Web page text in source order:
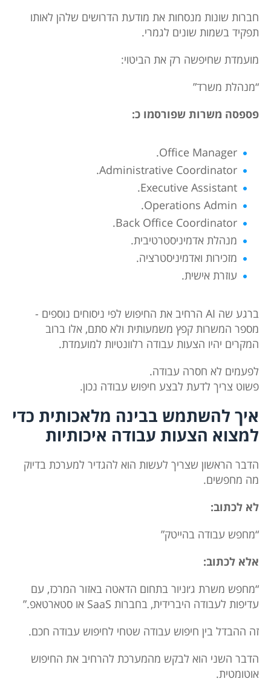
חברות שונות מנסחות את מודעת הדרושים שלהן לאותו
תפקיד בשמות שונים לגמרי.
מועמדת שחיפשה רק את הביטוי:
“מנהלת משרד”
פספסה משרות שפורסמו כ:
Office Manager.
Administrative Coordinator.
Executive Assistant.
Operations Admin.
Back Office Coordinator.
מנהלת אדמיניסטרטיבית.
מזכירות ואדמיניסטרציה.
עוזרת אישית.
ברגע שה AI הרחיב את החיפוש לפי ניסוחים נוספים -
מספר המשרות קפץ משמעותית ולא סתם, אלו ברוב
המקרים יהיו הצעות עבודה רלוונטיות למועמדת.
לפעמים לא חסרה עבודה.
פשוט צריך לדעת לבצע חיפוש עבודה נכון.
איך להשתמש בבינה מלאכותית כדי
למצוא הצעות עבודה איכותיות
הדבר הראשון שצריך לעשות הוא להגדיר למערכת בדיוק
מה מחפשים.
לא לכתוב:
“מחפש עבודה בהייטק”
אלא לכתוב:
“מחפש משרת ג׳וניור בתחום הדאטה באזור המרכז, עם
עדיפות לעבודה היברידית, בחברות SaaS או סטארטאפ.”
זה ההבדל בין חיפוש עבודה שטחי לחיפוש עבודה חכם.
הדבר השני הוא לבקש מהמערכת להרחיב את החיפוש
אוטומטית.